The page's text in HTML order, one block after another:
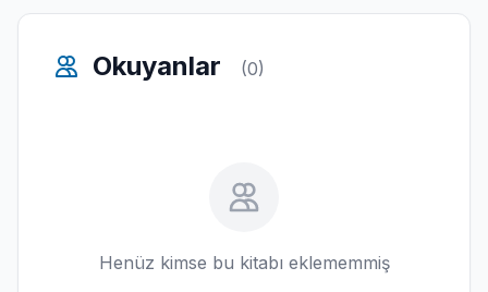
Okuyanlar (0)
Henüz kimse bu kitabı eklememmiş